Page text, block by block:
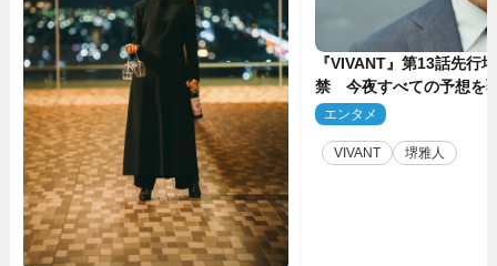
『VIVANT』第13話先行
禁 今夜すべての予想を
ーンが…
エンタメ
VIVANT 堺雅人